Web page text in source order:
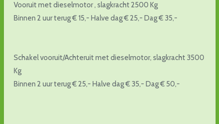
Vooruit met dieselmotor , slagkracht 2500 Kg
Binnen 2 uur terug € 15,- Halve dag € 25,- Dag € 35,-
Schakel vooruit/Achteruit met dieselmotor, slagkracht 3500
Kg
Binnen 2 uur terug € 25,- Halve dag € 35,- Dag € 50,-